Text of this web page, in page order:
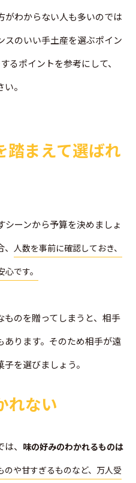
がわからない人も多いのでは
スのいい手土産を選ぶポイン
るポイントを参考にして、
。
まえて選ばれ
ーンから予算を決めましょ
人数を事前に確認しておき、
です。
ものを贈ってしまうと、相手
あります。そのため相手が遠
を選びましょう。
れない
、 味の好みのわかれるものは
のや甘すぎるものなど、万人受